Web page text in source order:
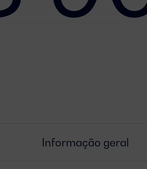
Informação geral